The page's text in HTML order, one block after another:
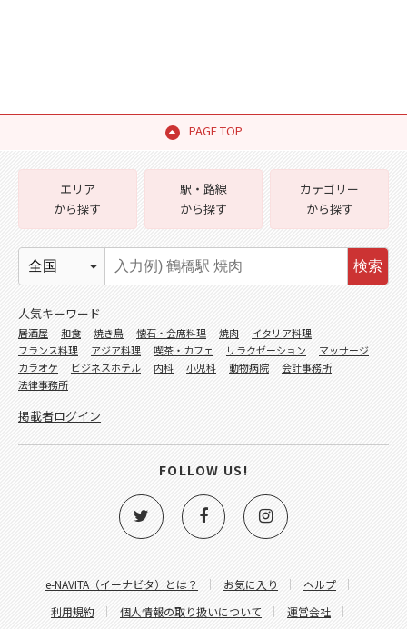
PAGE TOP
e-NAVITA（イーナビタ）とは？ お気に入り
ヘルプ
利用規約
個人情報の取り扱いについて 運営会社
エリア
から探す
駅・路線
から探す
カテゴリー
から探す
検索
人気キーワード
居酒屋 和食 焼き鳥 懐石・会席料理 焼肉
イタリア料理
フランス料理
アジア料理 喫茶・カフェ リラクゼーション
マッサージ
カラオケ
ビジネスホテル 内科 小児科 動物病院
会計事務所
法律事務所
掲載者ログイン
FOLLOW US!